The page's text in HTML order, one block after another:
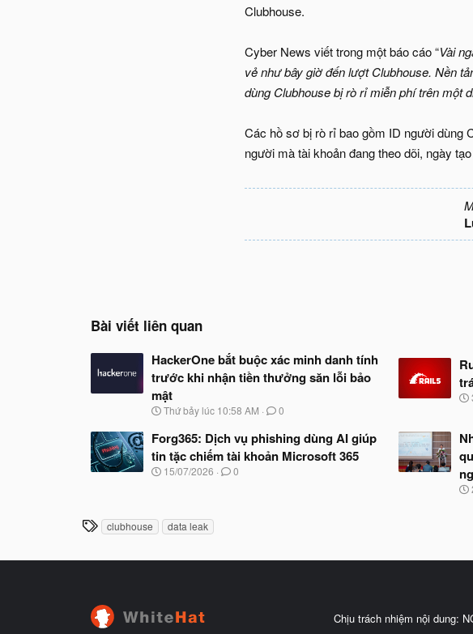
Clubhouse.
Cyber News viết trong một báo cáo “Vài
vẻ như bây giờ đến lượt Clubhouse. Nền
dùng Clubhouse bị rò rỉ miễn phí trên một
Các hồ sơ bị rò rỉ bao gồm ID người dùng
người mà tài khoản đang theo dõi, ngày
Bài viết liên quan
HackerOne bắt buộc xác minh danh tính
trước khi nhận tiền thưởng săn lỗi bảo
mật
N
à
b
ắ
u
Thứ bảy lúc 10:58 AM 0
t
Forg365: Dịch vụ phishing dùng AI giúp
tin tặc chiếm tài khoản Microsoft 365
N
b
ắ
đ
15/07/2026 0
T
ẻ
clubhouse data leak
Chịu trách nhiệm nội dung: